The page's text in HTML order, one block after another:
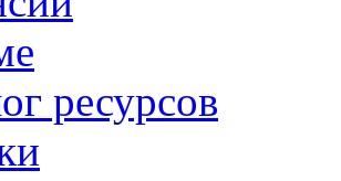
ресурсов